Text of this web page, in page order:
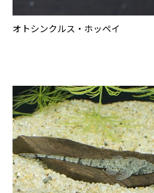
オトシンクルス・ホッペイ